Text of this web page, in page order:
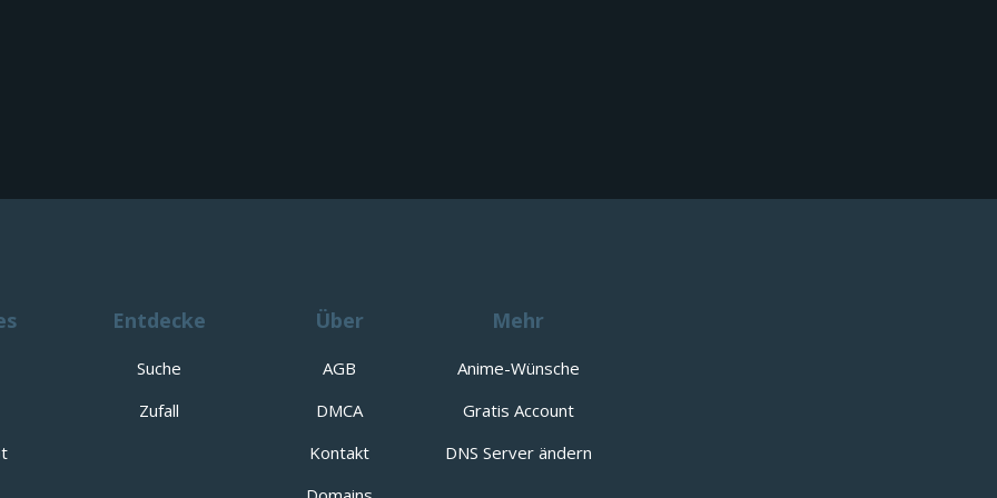
Entdecke
Suche
Zufall
Über
AGB
DMCA
Kontakt
Mehr
Anime-Wünsche
Gratis Account
DNS Server ändern